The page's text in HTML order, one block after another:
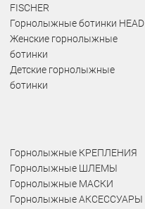
FISCHER
Горнолыжные ботинки HEAD
Женские горнолыжные
ботинки
Детские горнолыжные
ботинки
Горнолыжные КРЕПЛЕНИЯ
Горнолыжные ШЛЕМЫ
Горнолыжные МАСКИ
Горнолыжные АКСЕССУАРЫ